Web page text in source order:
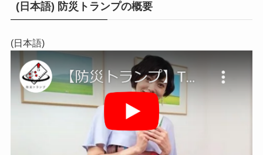
(日本語) 防災トランプの概要
(日本語)